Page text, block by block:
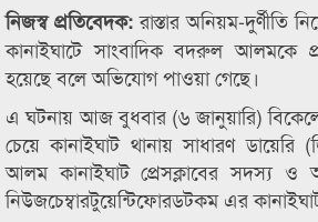
নিজস্ব প্রতিবেদক:রাস্তার অনিয়ম-দুর্ণীতি
কানাইঘাটে সাংবাদিক বদরুল আলমকে
হয়েছে বলে অভিযোগ পাওয়া গেছে।
এ ঘটনায় আজ বুধবার (৬ জানুয়ারি) বিকেলে
চেয়ে কানাইঘাট থানায় সাধারণ
আলম কানাইঘাট প্রেসক্লাবের সদস্য ও
নিউজচেম্বারটুয়েন্টিফোরডটকম এর